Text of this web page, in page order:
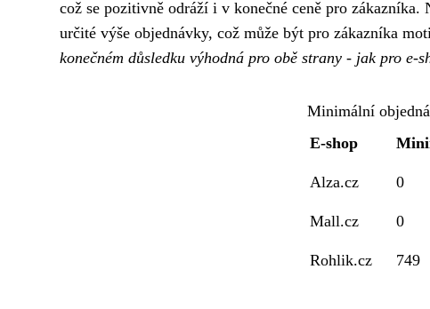
což se pozitivně odráží i v konečné ceně pro
určité výše objednávky, což může být pro zákazníka
konečném důsledku výhodná pro obě strany - jak pro e-
Minimální
E-shop
Alza.cz 0
Mall.cz 0
Rohlik.cz 749